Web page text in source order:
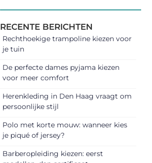
RECENTE BERICHTEN
Rechthoekige trampoline kiezen voor
je tuin
De perfecte dames pyjama kiezen
voor meer comfort
Herenkleding in Den Haag vraagt om
persoonlijke stijl
Polo met korte mouw: wanneer kies
je piqué of jersey?
Barberopleiding kiezen: eerst